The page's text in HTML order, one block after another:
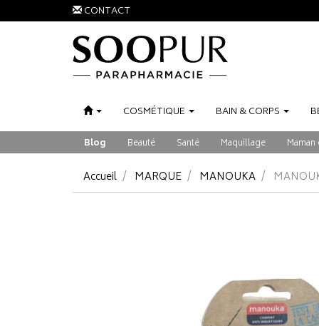
CONTACT
COSMÉTIQUE BAIN &CORPS
Blog Beauté Santé Maquillage
Accueil MARQUE MANOUKA